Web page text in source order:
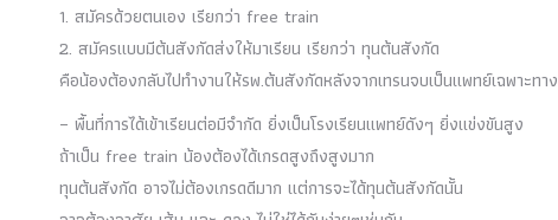
1. สมัครด้วยตนเอง เรียกว่า free train
2. สมัครแบบมีต้นสังกัดส่งให้มาเรียน เรียกว่า ทุนต้นสังกัด
คือน้องต้องกลับไปทำงานให้รพ.ต้นสังกัดหลังจากเทรนจบเป็นแพทย์เฉพาะทาง
– พื้นที่การได้เข้าเรียนต่อมีจำกัด ยิ่งเป็นโรงเรียนแพทย์ดังๆ ยิ่งแข่งขันสูง
ถ้าเป็น free train น้องต้องได้เกรดสูงถึงสูงมาก
ทุนต้นสังกัด อาจไม่ต้องเกรดดีมาก แต่การจะได้ทุนต้นสังกัดนั้น